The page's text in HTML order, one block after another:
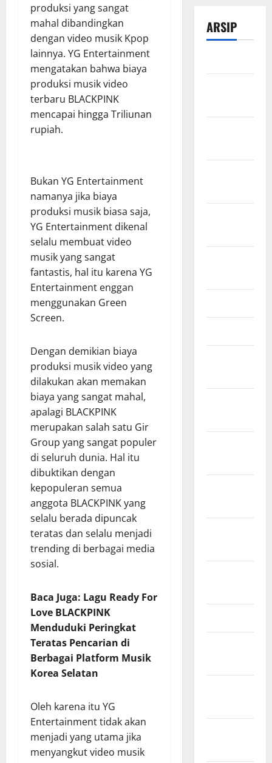
produksi yang sangat
mahal dibandingkan
dengan video musik Kpop
lainnya. YG Entertainment
mengatakan bahwa biaya
produksi musik video
terbaru BLACKPINK
mencapai hingga Triliunan
rupiah.
Bukan YG Entertainment
namanya jika biaya
produksi musik biasa saja,
YG Entertainment dikenal
selalu membuat video
musik yang sangat
fantastis, hal itu karena YG
Entertainment enggan
menggunakan Green
Screen.
Dengan demikian biaya
produksi musik video yang
dilakukan akan memakan
biaya yang sangat mahal,
apalagi BLACKPINK
merupakan salah satu Gir
Group yang sangat populer
di seluruh dunia. Hal itu
dibuktikan dengan
kepopuleran semua
anggota BLACKPINK yang
selalu berada dipuncak
teratas dan selalu menjadi
trending di berbagai media
sosial.
Baca Juga: Lagu Ready For
Love BLACKPINK
Menduduki Peringkat
Teratas Pencarian di
Berbagai Platform Musik
Korea Selatan
Oleh karena itu YG
Entertainment tidak akan
menjadi yang utama jika
menyangkut video musik
ARSIP